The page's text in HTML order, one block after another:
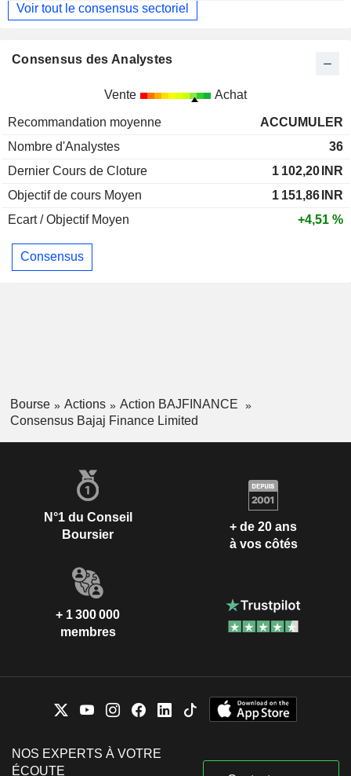
Voir tout le consensus sectoriel
Consensus des Analystes
Vente Achat
Recommandation moyenne
ACCUMULER
Nombre d'Analystes
36
Dernier Cours de Cloture
1 102,20 INR
Objectif de cours Moyen
1 151,86 INR
Ecart / Objectif Moyen
+4,51 %
Consensus
Bourse Actions
Action BAJFINANCE
Consensus Bajaj Finance Limited
N°1 du Conseil
Boursier
+ de 20 ans
à vos côtés
+ 1 300 000
membres
NOS EXPERTS À VOTRE
ÉCOUTE